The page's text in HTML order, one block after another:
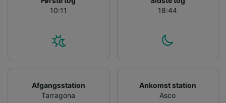
10:11
18:44
Afgangsstation
Tarragona
Ankomst station
Asco